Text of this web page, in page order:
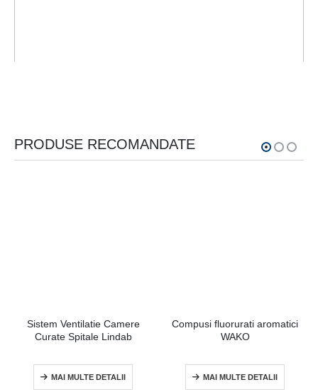
PRODUSE RECOMANDATE
Sistem Ventilatie Camere
Curate Spitale Lindab
MAI MULTE DETALII
Compusi fluorurati aromatici
WAKO
MAI MULTE DETALII